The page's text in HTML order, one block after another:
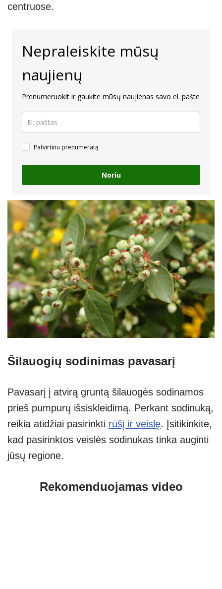
centruose.
Nepraleiskite mūsų
naujienų
Prenumeruokit ir gaukite mūsų naujienas savo el. pašte
Patvirtinu prenumeratą
Noriu
Šilauogių sodinimas pavasarį
Pavasarį į atvirą gruntą šilauogės sodinamos
prieš pumpurų išsiskleidimą. Perkant sodinuką,
reikia atidžiai pasirinkti rūšį ir veislę. Įsitikinkite,
kad pasirinktos veislės sodinukas tinka auginti
jūsų regione.
Rekomenduojamas video